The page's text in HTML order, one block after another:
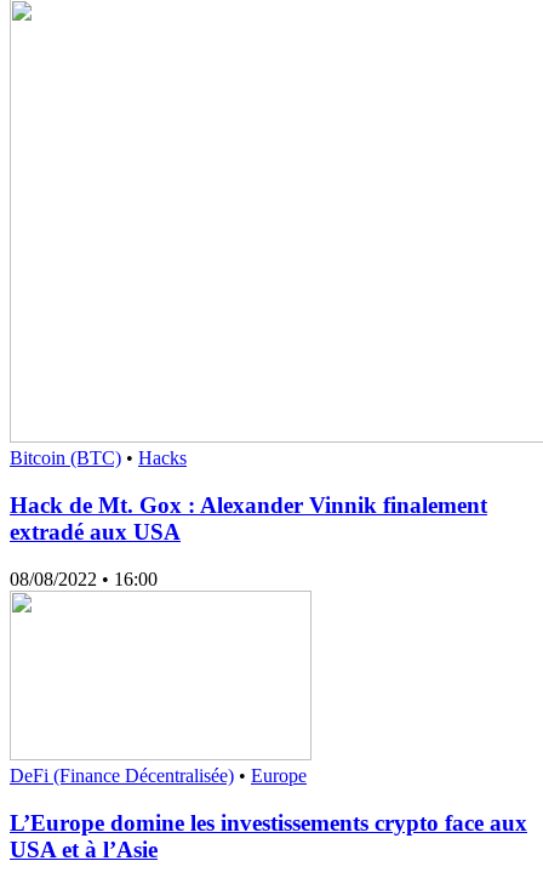
Bitcoin (BTC) • Hacks
Hack de Mt. Gox : Alexander Vinnik finalement
extradé aux USA
08/08/2022 • 16:00
DeFi (Finance Décentralisée) • Europe
L’Europe domine les investissements crypto face aux
USA et à l’Asie